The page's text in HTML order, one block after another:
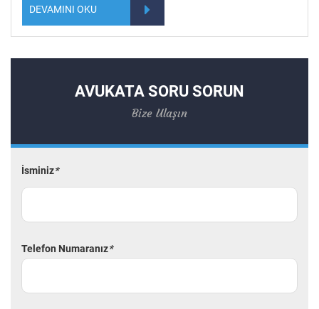
DEVAMINI OKU
AVUKATA SORU SORUN
Bize Ulaşın
İsminiz*
Telefon Numaranız*